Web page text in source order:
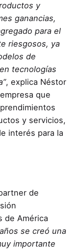
y
ganancias,
para el
riesgosos, ya
de
tecnologías
, explica Néstor
que
y servicios,
interés para la
de
de América
se creó una
importante